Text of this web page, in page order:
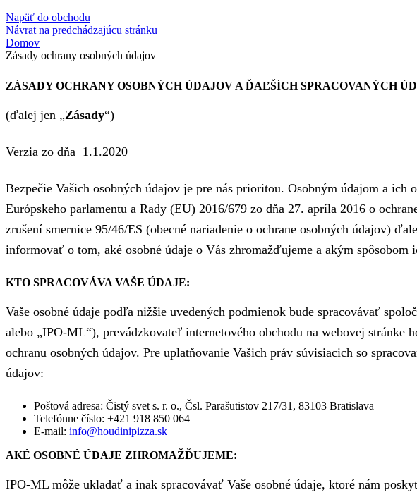
Napäť do obchodu
Návrat na predchádzajúcu stránku
Domov
Zásady ochrany osobných údajov
ZÁSADY OCHRANY OSOBNÝCH ÚDAJOV A ĎAĽŠÍCH SPRACOVANÝCH
(ďalej jen „Zásady“)
Verzia zo dňa 1.1.2020
Bezpečie Vašich osobných údajov je pre nás prioritou. Osobným údajom a
Európskeho parlamentu a Rady (EU) 2016/679 zo dňa 27. apríla 2016 o
zrušení smernice 95/46/ES (obecné nariadenie o ochrane osobných údajov)
informovať o tom, aké osobné údaje o Vás zhromažďujeme a akým spôsobom
KTO SPRACOVÁVA VAŠE ÚDAJE:
Vaše osobné údaje podľa nižšie uvedených podmienok bude spracovávať
alebo „IPO-ML“), prevádzkovateľ internetového obchodu na webovej stránke
ochranu osobných údajov. Pre uplatňovanie Vašich práv súvisiacich so
údajov:
Poštová adresa: Čistý svet s. r. o., Čsl. Parašutistov 217/31, 83103 Bratislava
Telefónne číslo: +421 918 850 064
E-mail: info@houdinipizza.sk
AKÉ OSOBNÉ ÚDAJE ZHROMAŽĎUJEME:
IPO-ML môže ukladať a inak spracovávať Vaše osobné údaje, ktoré nám